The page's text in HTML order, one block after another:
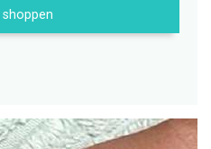
shoppen